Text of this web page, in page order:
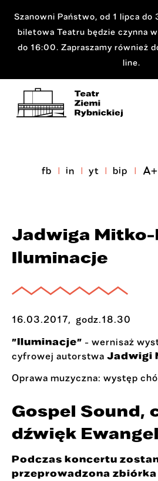
Szanowni Państwo, od 1 lipca do
biletowa Teatru będzie czynna
do 16:00. Zapraszamy również
line.
fb in yt bip
Jadwiga Mitko-
Iluminacje
16.03.2017, godz.18.30
”Iluminacje” - wernisaż
cyfrowej autorstwa Jadwigi
Oprawa muzyczna: występ
Gospel Sound,
dźwięk
Podczas koncertu
przeprowadzona zbiórka